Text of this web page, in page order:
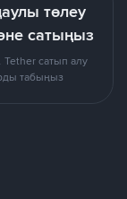
төлеу
сатыңыз
сатып алу
табыңыз